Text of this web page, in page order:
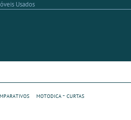
Usados
motodica - curtas